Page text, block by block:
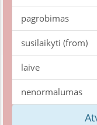
pagrobimas
susilaikyti (from)
laive
nenormalumas